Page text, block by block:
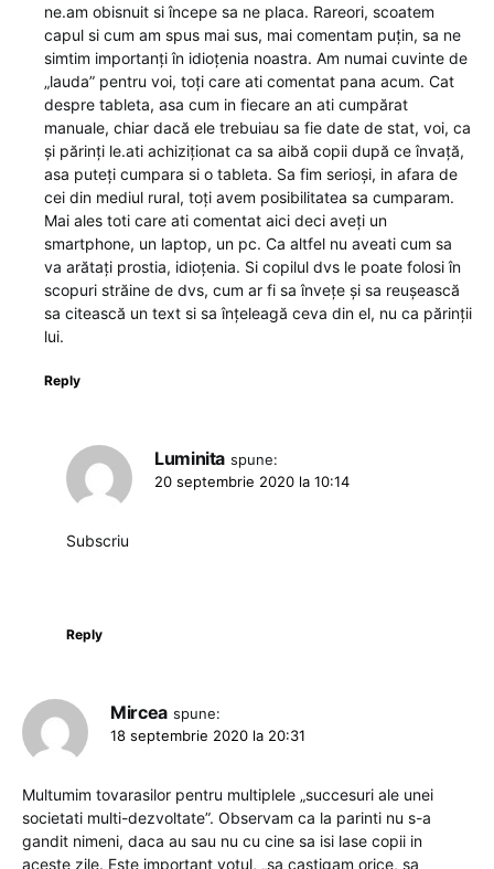
ne.am obisnuit si începe sa ne placa. Rareori, scoatem
capul si cum am spus mai sus, mai comentam puțin, sa ne
simtim importanți în idioțenia noastra. Am numai cuvinte de
„lauda” pentru voi, toți care ati comentat pana acum. Cat
despre tableta, asa cum in fiecare an ati cumpărat
manuale, chiar dacă ele trebuiau sa fie date de stat, voi, ca
și părinți le.ati achiziționat ca sa aibă copii după ce învață,
asa puteți cumpara si o tableta. Sa fim serioși, in afara de
cei din mediul rural, toți avem posibilitatea sa cumparam.
Mai ales toti care ati comentat aici deci aveți un
smartphone, un laptop, un pc. Ca altfel nu aveati cum sa
va arătați prostia, idioțenia. Si copilul dvs le poate folosi în
scopuri străine de dvs, cum ar fi sa învețe și sa reușească
sa citească un text si sa înțeleagă ceva din el, nu ca părinții
lui.
Reply
Luminita spune:
20 septembrie 2020 la 10:14
Subscriu
Reply
Mircea spune:
18 septembrie 2020 la 20:31
Multumim tovarasilor pentru multiplele „succesuri ale unei
societati multi-dezvoltate”. Observam ca la parinti nu s-a
gandit nimeni, daca au sau nu cu cine sa isi lase copii in
aceste zile. Este important votul, „sa castigam orice, sa